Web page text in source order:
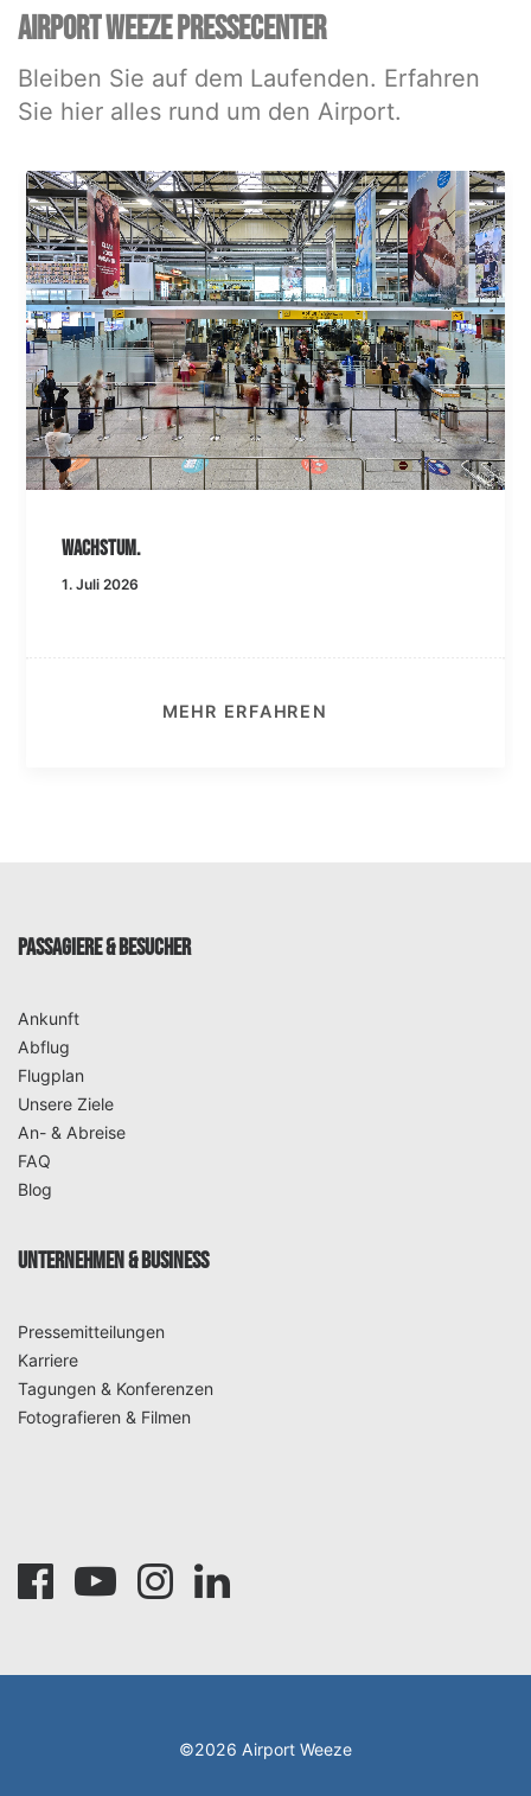
AIRPORT WEEZE PRESSECENTER
Bleiben Sie auf dem Laufenden. Erfahren
Sie hier alles rund um den Airport.
Wachstum.
1. Juli 2026
MEHR ERFAHREN
PASSAGIERE & BESUCHER
Ankunft
Abflug
Flugplan
Unsere Ziele
An- & Abreise
FAQ
Blog
UNTERNEHMEN & BUSINESS
Pressemitteilungen
Karriere
Tagungen & Konferenzen
Fotografieren & Filmen
©2026 Airport Weeze